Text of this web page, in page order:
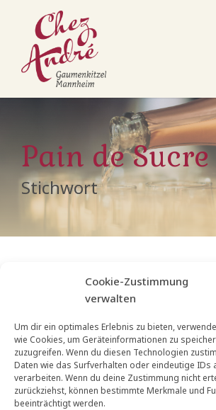
Cookie-Zustimmung
verwalten
Um dir ein optimales Erlebnis zu bieten,
wie Cookies, um Geräteinformationen zu
zuzugreifen. Wenn du diesen Technologien
Daten wie das Surfverhalten oder eindeutige IDs
verarbeiten. Wenn du deine Zustimmung nicht
zurückziehst, können bestimmte Merkmale und
beeinträchtigt werden.
Pain de Sucre
Stichwort